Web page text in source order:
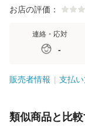
お店の評価：
連絡・応対
-
販売者情報 支払
類似商品と比